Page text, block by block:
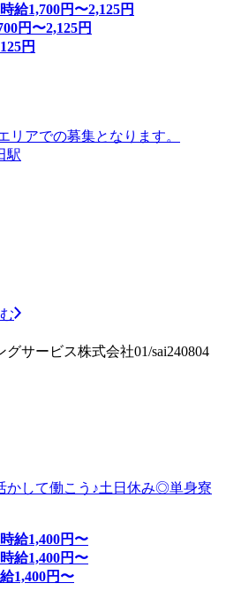
時給1,700円〜2,125円
円〜2,125円
円
アでの募集となります。
駅
サービス株式会社01/sai240804
かして働こう♪土日休み◎単身寮
時給1,400円〜
時給1,400円〜
1,400円〜